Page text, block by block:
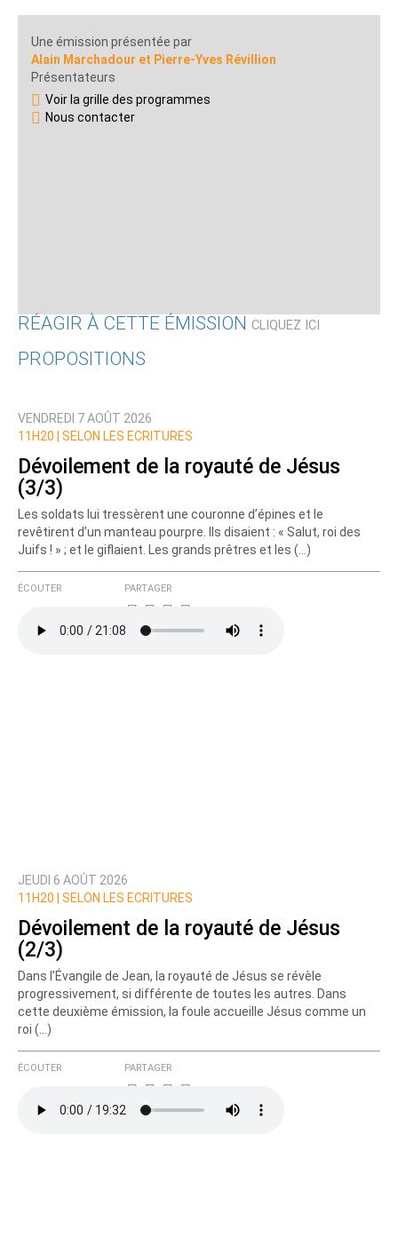
Une émission présentée par
Alain Marchadour et Pierre-Yves Révillion
Présentateurs
Voir la grille des programmes
Nous contacter
RÉAGIR À CETTE ÉMISSION CLIQUEZ ICI
Nom
Courriel (non publié)
Ajoutez votre commentaire ici
Texte de votre message
Prévenez-moi de tous les nouveaux commentaires
PROPOSITIONS
VENDREDI 7 AOÛT 2026
11H20 |
SELON LES ECRITURES
Dévoilement de la royauté de Jésus
(3/3)
Les soldats lui tressèrent une couronne d’épines et le
revêtirent d’un manteau pourpre. Ils disaient : « Salut, roi des
Juifs ! » ; et le giflaient. Les grands prêtres et les (…)
ÉCOUTER PARTAGER
JEUDI 6 AOÛT 2026
11H20 |
SELON LES ECRITURES
Dévoilement de la royauté de Jésus
(2/3)
Dans l’Évangile de Jean, la royauté de Jésus se révèle
progressivement, si différente de toutes les autres. Dans
cette deuxième émission, la foule accueille Jésus comme un
roi (…)
ÉCOUTER PARTAGER